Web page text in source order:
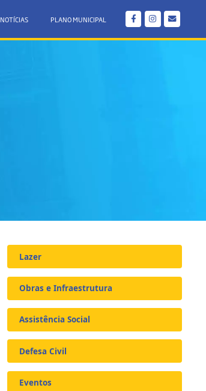
NOTÍCIAS PLANO MUNICIPAL
Lazer
Obras e Infraestrutura
Assistência Social
Defesa Civil
Eventos